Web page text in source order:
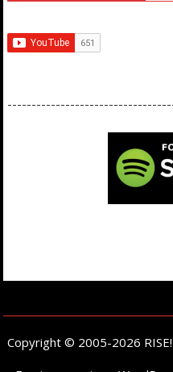
Copyright © 2005-2026